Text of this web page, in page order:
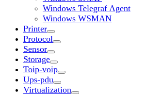
Windows Telegraf Agent
Windows WSMAN
Printer
Protocol
Sensor
Storage
Toip-voip
Ups-pdu
Virtualization